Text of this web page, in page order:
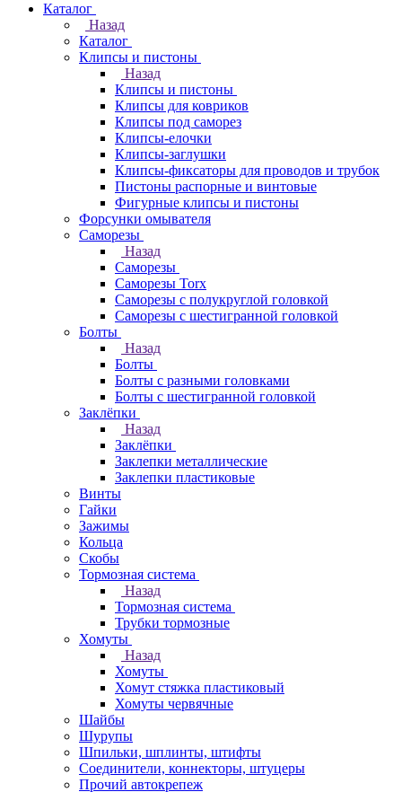
Каталог
Назад
Каталог
Клипсы и пистоны
Назад
Клипсы и пистоны
Клипсы для ковриков
Клипсы под саморез
Клипсы-елочки
Клипсы-заглушки
Клипсы-фиксаторы для проводов и трубок
Пистоны распорные и винтовые
Фигурные клипсы и пистоны
Форсунки омывателя
Саморезы
Назад
Саморезы
Саморезы Torx
Саморезы с полукруглой головкой
Саморезы с шестигранной головкой
Болты
Назад
Болты
Болты с разными головками
Болты с шестигранной головкой
Заклёпки
Назад
Заклёпки
Заклепки металлические
Заклепки пластиковые
Винты
Гайки
Зажимы
Кольца
Скобы
Тормозная система
Назад
Тормозная система
Трубки тормозные
Хомуты
Назад
Хомуты
Хомут стяжка пластиковый
Хомуты червячные
Шайбы
Шурупы
Шпильки, шплинты, штифты
Соединители, коннекторы, штуцеры
Прочий автокрепеж